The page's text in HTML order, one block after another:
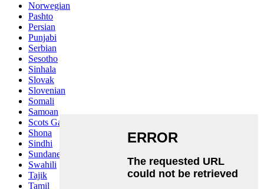
Norwegian
Pashto
Persian
Punjabi
Serbian
Sesotho
Sinhala
Slovak
Slovenian
Somali
Samoan
Scots Gaelic
Shona
Sindhi
Sundanese
Swahili
Tajik
Tamil